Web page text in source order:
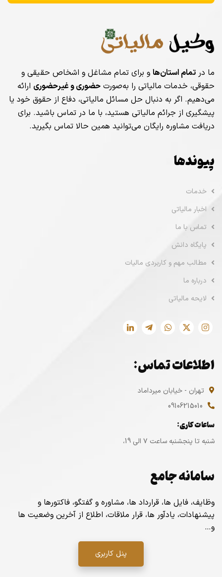
ما در تمام استان‌ها و برای تمام مشاغل و اشخاص حقیقی و
حقوقی، خدمات مالیاتی را به‌صورت حضوری و غیرحضوری ارائه
می‌دهیم. اگر به دنبال حل مسائل مالیاتی، دفاع از حقوق خود یا
پیشگیری از جرائم مالیاتی هستید، با ما در تماس باشید. برای
دریافت مشاوره رایگان می‌توانید همین حالا تماس بگیرید.
پیوندها
خدمات
اخبار مالیاتی
تماس با ما
پایگاه دانش
مطالب مهم و کاربردی مالیات
درباره ما
لایحه مالیاتی
اطلاعات تماس:
تهران - خیابان میرداماد
09106215010
ساعات کاری:
شنبه تا پنجشنبه ساعت ۷ الی 19،
سامانه جامع
وظایف، فایل ها، قرارداد ها، مشاوره و گفتگو، فاکتورها و
پیشنهادات، یادآور ها، قرار ملاقات، اطلاع از آخرین وضعیت ها
و…
پنل کاربری